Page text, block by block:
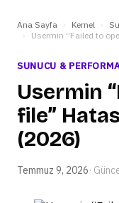
Ana Sayfa Kernel
Usermin “Failed to
SUNUCU &
Usermin
file”
(2026)
Temmuz 9, 2026·